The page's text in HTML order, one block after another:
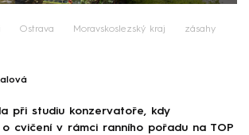
Ostrava Moravskoslezský kraj zásahy
při studiu konzervatoře, kdy
cvičení v rámci ranního pořadu na TOP